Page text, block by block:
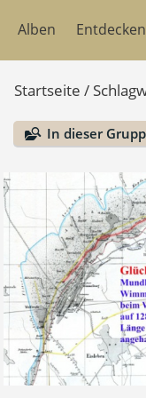
Alben Entdecken
Startseite /
In dieser